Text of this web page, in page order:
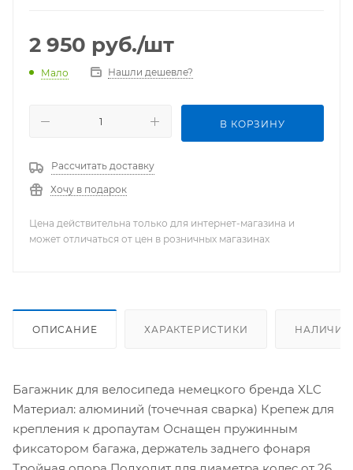
2 950 руб./шт
Мало Нашли дешевле?
В КОРЗИНУ
Рассчитать доставку
Хочу в подарок
Цена действительна только для интернет-магазина и
может отличаться от цен в розничных магазинах
ОПИСАНИЕ ХАРАКТЕРИСТИКИ НАЛИЧИЕ
Багажник для велосипеда немецкого бренда XLC
Материал: алюминий (точечная сварка) Крепеж для
крепления к дропаутам Оснащен пружинным
фиксатором багажа, держатель заднего фонаря